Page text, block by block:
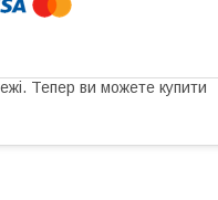
Тепер ви можете купити